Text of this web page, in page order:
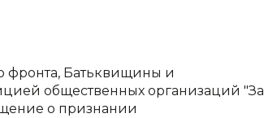
фронта, Батьквищины и
общественных организаций "За
о признании